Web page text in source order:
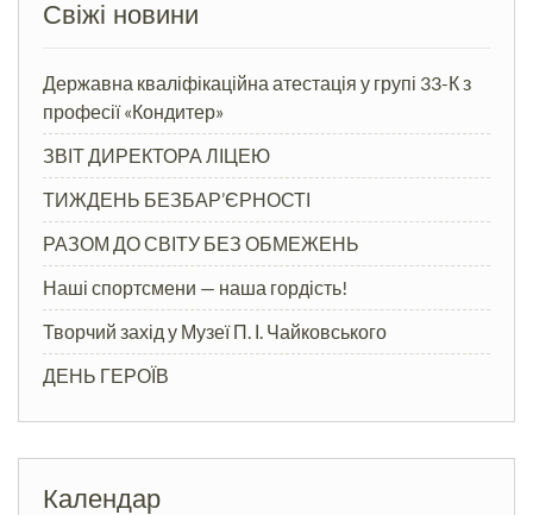
Свіжі новини
Державна кваліфікаційна атестація у групі 33-К з
професії «Кондитер»
ЗВІТ ДИРЕКТОРА ЛІЦЕЮ
ТИЖДЕНЬ БЕЗБАР’ЄРНОСТІ
РАЗОМ ДО СВІТУ БЕЗ ОБМЕЖЕНЬ
Наші спортсмени — наша гордість!
Творчий захід у Музеї П. І. Чайковського
ДЕНЬ ГЕРОЇВ
Календар